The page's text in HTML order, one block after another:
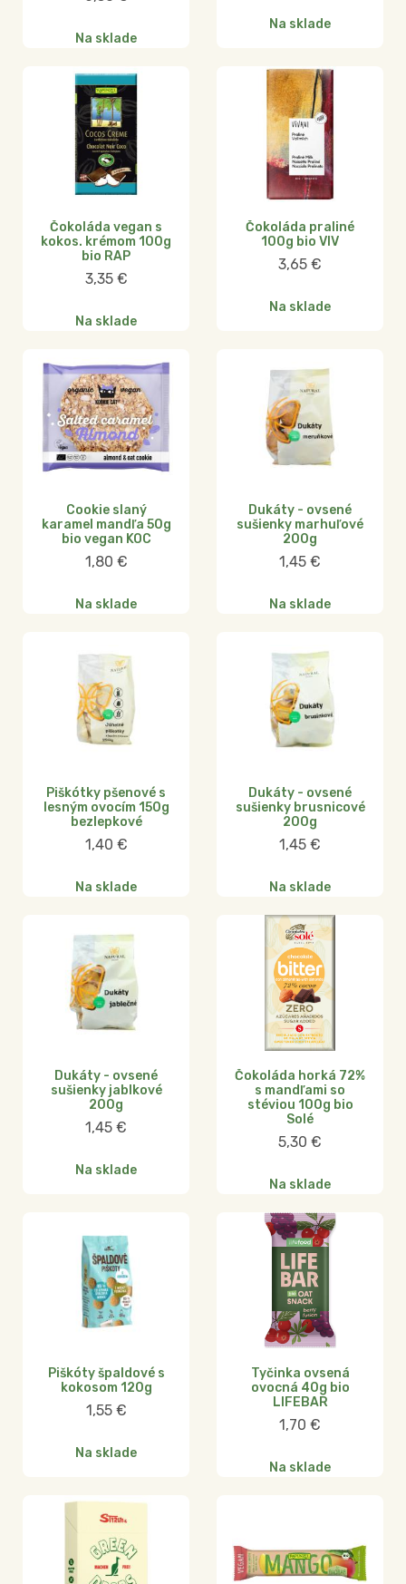
Na sklade
Na sklade
Čokoláda vegan s
kokos. krémom 100g
bio RAP
3,35 €
Na sklade
Čokoláda praliné
100g bio VIV
3,65 €
Na sklade
Cookie slaný
karamel mandľa 50g
bio vegan KOC
1,80 €
Na sklade
Dukáty - ovsené
sušienky marhuľové
200g
1,45 €
Na sklade
Piškótky pšenové s
lesným ovocím 150g
bezlepkové
1,40 €
Na sklade
Dukáty - ovsené
sušienky brusnicové
200g
1,45 €
Na sklade
Dukáty - ovsené
sušienky jablkové
200g
1,45 €
Na sklade
Čokoláda horká 72%
s mandľami so
stéviou 100g bio
Solé
5,30 €
Na sklade
Piškóty špaldové s
kokosom 120g
1,55 €
Na sklade
Tyčinka ovsená
ovocná 40g bio
LIFEBAR
1,70 €
Na sklade